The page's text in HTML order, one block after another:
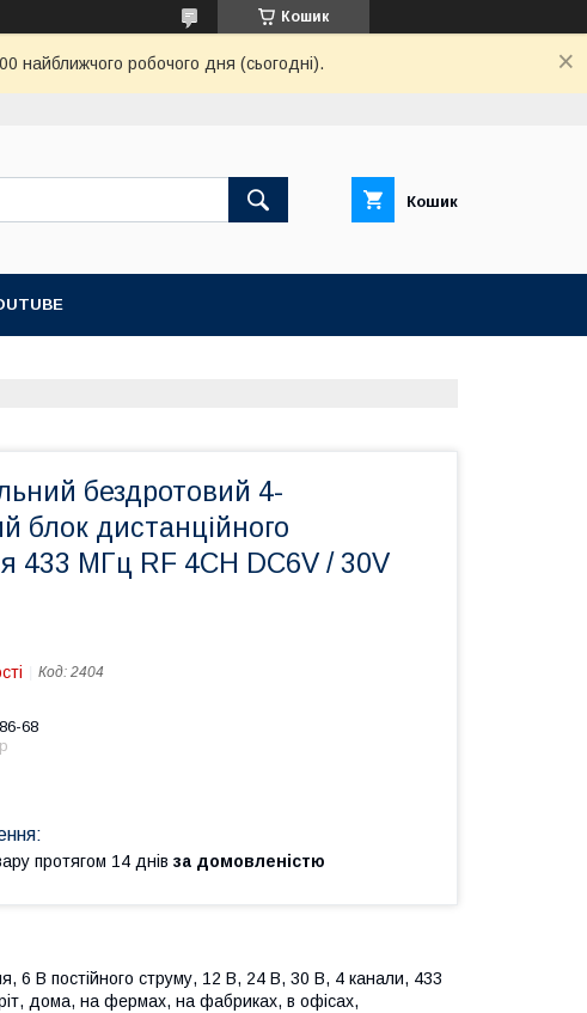
Кошик
найближчого робочого дня (сьогодні).
Кошик
бездротовий 4-
блок дистанційного
433 МГц RF 4CH DC6V / 30V
Код: 2404
68
протягом 14 днів за домовленістю
6 В постійного струму, 12 В, 24 В, 30 В, 4 канали, 433
дома, на фермах, на фабриках, в офісах,